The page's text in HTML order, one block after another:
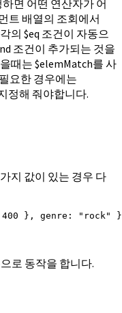
면 어떤 연산자가 어
트 배열의 조회에서
의 $eq 조건이 자동으
조건이 추가되는 것을
때는 $elemMatch를 사
요한 경우에는
정해 줘야합니다.
지 값이 있는 경우 다
400 }, genre:
로 동작을 합니다.